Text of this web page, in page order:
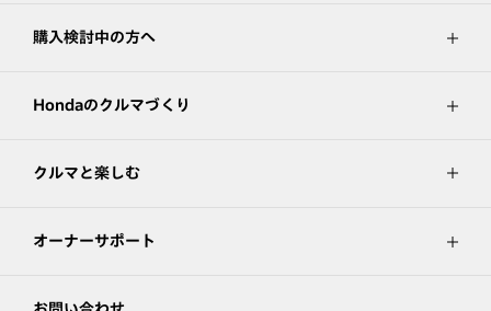
購入検討中の方へ
Hondaのクルマづくり
クルマと楽しむ
オーナーサポート